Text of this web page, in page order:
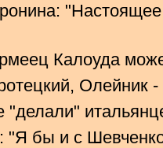
"Настоящее
Калоуда
Олейник -
"делали"
"Я бы и с